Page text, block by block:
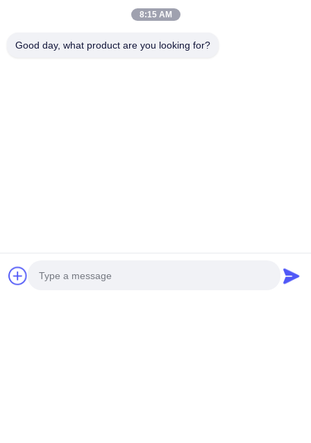
simple mise à l'échelle). Des projets plus importants peuvent être
8:15 AM
Good day, what product are you looking for?